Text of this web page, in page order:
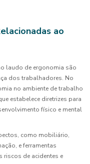
ao
laudo de ergonomia são
dos trabalhadores. No
no ambiente de trabalho
estabelece diretrizes para
físico e mental
como mobiliário,
e ferramentas
riscos de acidentes e